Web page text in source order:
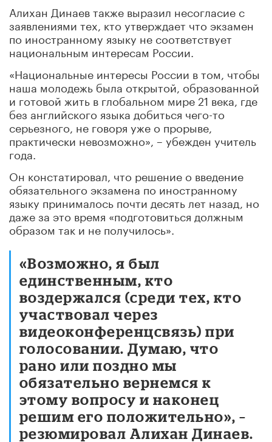
Алихан Динаев также выразил несогласие с
заявлениями тех, кто утверждает что экзамен
по иностранному языку не соответствует
национальным интересам России.
«Национальные интересы России в том, чтобы
наша молодежь была открытой, образованной
и готовой жить в глобальном мире 21 века, где
без английского языка добиться чего-то
серьезного, не говоря уже о прорыве,
практически невозможно», – убежден учитель
года.
Он констатировал, что решение о введение
обязательного экзамена по иностранному
языку принималось почти десять лет назад, но
даже за это время «подготовиться должным
образом так и не получилось».
«Возможно, я был
единственным, кто
воздержался (среди тех, кто
участвовал через
видеоконференцсвязь) при
голосовании. Думаю, что
рано или поздно мы
обязательно вернемся к
этому вопросу и наконец
решим его положительно», –
резюмировал Алихан Динаев.